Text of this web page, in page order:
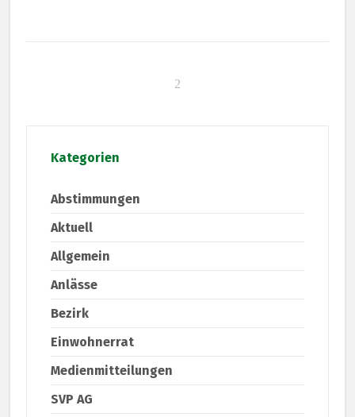
Kategorien
Abstimmungen
Aktuell
Allgemein
Anlässe
Bezirk
Einwohnerrat
Medienmitteilungen
SVP AG